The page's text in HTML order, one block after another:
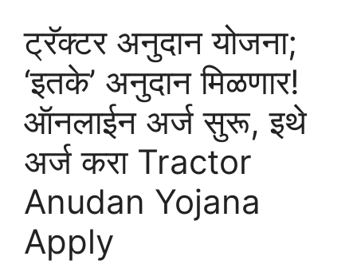
ट्रॅक्टर अनुदान योजना;
‘इतके’ अनुदान मिळणार!
ऑनलाईन अर्ज सुरू, इथे
अर्ज करा Tractor
Anudan Yojana
Apply